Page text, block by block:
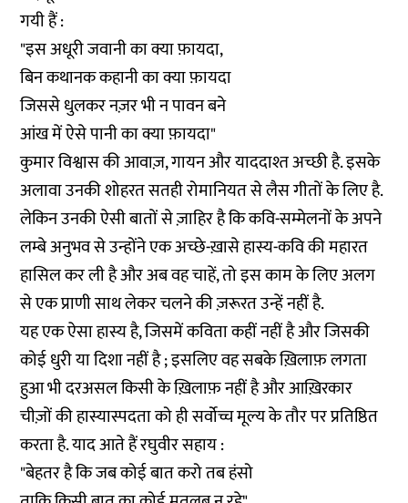
गयी हैं :
"इस अधूरी जवानी का क्या फ़ायदा,
बिन कथानक कहानी का क्या फ़ायदा
जिससे धुलकर नज़र भी न पावन बने
आंख में ऐसे पानी का क्या फ़ायदा"
कुमार विश्वास की आवाज़, गायन और याददाश्त अच्छी है. इसके
अलावा उनकी शोहरत सतही रोमानियत से लैस गीतों के लिए है.
लेकिन उनकी ऐसी बातों से ज़ाहिर है कि कवि-सम्मेलनों के अपने
लम्बे अनुभव से उन्होंने एक अच्छे-ख़ासे हास्य-कवि की महारत
हासिल कर ली है और अब वह चाहें, तो इस काम के लिए अलग
से एक प्राणी साथ लेकर चलने की ज़रूरत उन्हें नहीं है.
यह एक ऐसा हास्य है, जिसमें कविता कहीं नहीं है और जिसकी
कोई धुरी या दिशा नहीं है ; इसलिए वह सबके ख़िलाफ़ लगता
हुआ भी दरअसल किसी के ख़िलाफ़ नहीं है और आख़िरकार
चीज़ों की हास्यास्पदता को ही सर्वोच्च मूल्य के तौर पर प्रतिष्ठित
करता है. याद आते हैं रघुवीर सहाय :
"बेहतर है कि जब कोई बात करो तब हंसो